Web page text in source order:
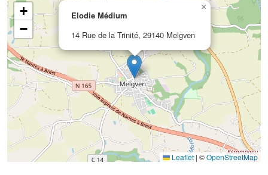
Elodie Médium
14 Rue de la Trinité, 29140 Melgven
×
+
−
Leaflet | ©OpenStreetMap